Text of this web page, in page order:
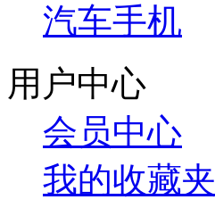
汽车手机
用户中心
会员中心
我的收藏夹